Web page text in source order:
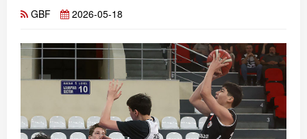
GBF 2026-05-18